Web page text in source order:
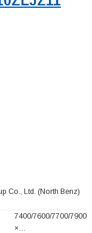
Co., Ltd. (North Benz)
7400/7600/7700/7900
×…